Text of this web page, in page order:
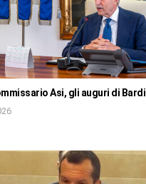
Asi, gli auguri di Bardi